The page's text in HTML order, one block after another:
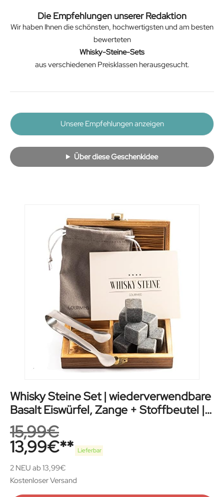
Die Empfehlungen unserer Redaktion
Wir haben Ihnen die schönsten, hochwertigsten und am besten
bewerteten
Whisky-Steine-Sets
aus verschiedenen Preisklassen herausgesucht.
Unsere Empfehlungen anzeigen
Über diese Geschenkidee
Whisky Steine Set | wiederverwendbare
Basalt Eiswürfel, Zange + Stoffbeutel |
Whiskey Ice Cubes
15,99€
13,99€ Lieferbar
2 NEU ab 13,99€
Kostenloser Versand